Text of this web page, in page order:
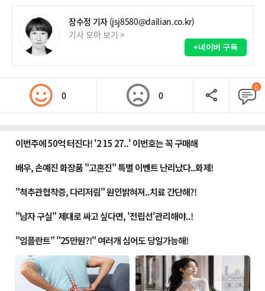
장수정 기자 (jsj8580@dailian.co.kr)
기사 모아 보기 >
+네이버 구독
0 0
0